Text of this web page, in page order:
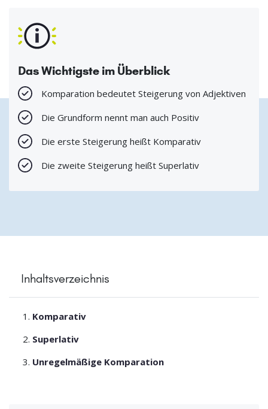
Das Wichtigste im Überblick
Komparation bedeutet Steigerung von Adjektiven
Die Grundform nennt man auch Positiv
Die erste Steigerung heißt Komparativ
Die zweite Steigerung heißt Superlativ
Inhaltsverzeichnis
Komparativ
Superlativ
Unregelmäßige Komparation